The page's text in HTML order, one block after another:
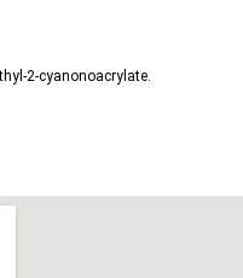
2-cyanonoacrylate.